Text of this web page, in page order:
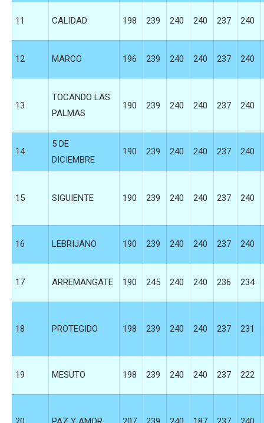
11 CALIDAD 198 239 240 240 237 240
12 MARCO 196 239 240 240 237 240
13
TOCANDO LAS
PALMAS
190 239 240 240 237 240
14
5 DE
DICIEMBRE
190 239 240 240 237 240
15 SIGUIENTE 190 239 240 240 237 240
16 LEBRIJANO 190 239 240 240 237 240
17 ARREMANGATE 190 245 240 240 236 234
18 PROTEGIDO 198 239 240 240 237 231
19 MESUTO 198 239 240 240 237 222